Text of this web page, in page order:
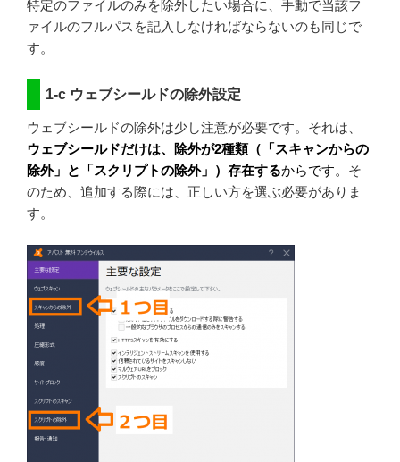
特定のファイルのみを除外したい場合に、手動で当該フ
ァイルのフルパスを記入しなければならないのも同じで
す。
1-c ウェブシールドの除外設定
ウェブシールドの除外は少し注意が必要です。それは、
ウェブシールドだけは、除外が2種類（「スキャンからの
除外」と「スクリプトの除外」）存在するからです。 そ
のため、追加する際には、正しい方を選ぶ必要がありま
す。